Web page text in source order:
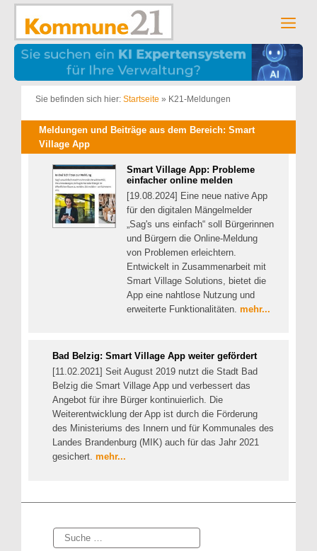
Zum
springen
Sie befinden sich hier: Startseite » K21-Meldungen
Meldungen und Beiträge aus dem Bereich: Smart
Village App
Smart Village App: Probleme
einfacher online melden
[19.08.2024] Eine neue native App
für den digitalen Mängelmelder
„Sag's uns einfach“ soll Bürgerinnen
und Bürgern die Online-Meldung
von Problemen erleichtern.
Entwickelt in Zusammenarbeit mit
Smart Village Solutions, bietet die
App eine nahtlose Nutzung und
erweiterte Funktionalitäten. mehr...
Bad Belzig: Smart Village App weiter gefördert
[11.02.2021] Seit August 2019 nutzt die Stadt Bad
Belzig die Smart Village App und verbessert das
Angebot für ihre Bürger kontinuierlich. Die
Weiterentwicklung der App ist durch die Förderung
des Ministeriums des Innern und für Kommunales des
Landes Brandenburg (MIK) auch für das Jahr 2021
gesichert. mehr...
Suche